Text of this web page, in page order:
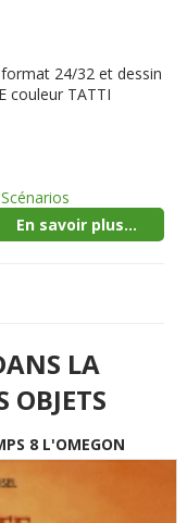
24/32 et dessin
couleur TATTI
En savoir plus...
LA
OBJETS
8 L'OMEGON